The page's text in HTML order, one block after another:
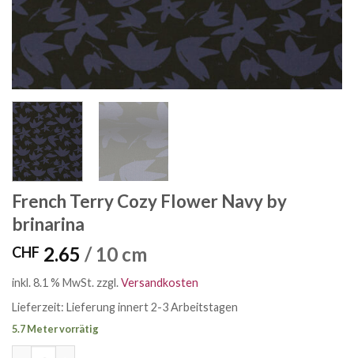
French Terry Cozy Flower Navy by
brinarina
CHF 2.65 / 10 cm
inkl. 8.1 % MwSt. zzgl.Versandkosten
Lieferzeit: Lieferung innert 2-3 Arbeitstagen
5.7 Meter vorrätig